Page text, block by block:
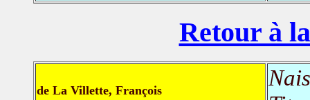
Retour à
de La Villette, François